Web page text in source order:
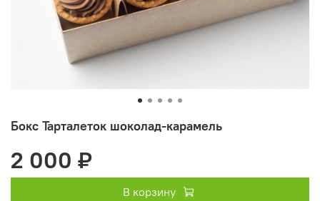
Бокс Тарталеток шоколад-карамель
2 000 ₽
В корзину